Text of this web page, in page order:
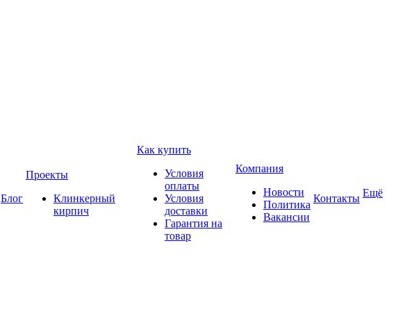
Блог
Проекты
Клинкерный
кирпич
Как купить
Условия
оплаты
Условия
доставки
Гарантия на
товар
Компания
Новости
Политика
Вакансии
Контакты Ещё